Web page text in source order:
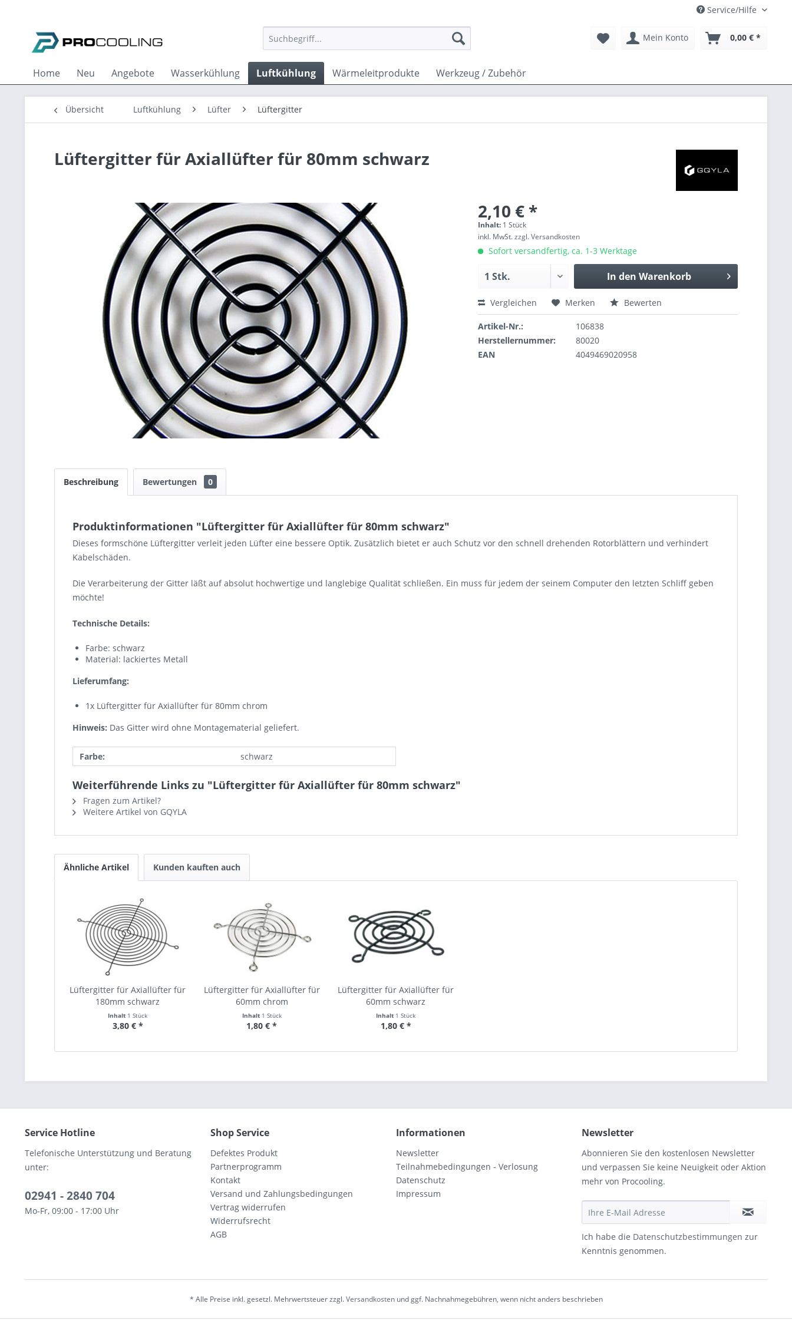
Service/Hilfe
Mein Konto 0,00 € *
Home Neu Angebote Wasserkühlung Luftkühlung Wärmeleitprodukte Werkzeug / Zubehör
Übersicht Luftkühlung Lüfter Lüftergitter
Lüftergitter für Axiallüfter für 80mm schwarz
2,10 € *
Inhalt: 1 Stück
inkl. MwSt.zzgl. Versandkosten
Sofort versandfertig, ca. 1-3 Werktage
In den Warenkorb
Vergleichen Merken Bewerten
Artikel-Nr.:
106838
Herstellernummer:
80020
EAN
4049469020958
Beschreibung Bewertungen 0
Produktinformationen "Lüftergitter für Axiallüfter für 80mm schwarz"
Dieses formschöne Lüftergitter verleit jeden Lüfter eine bessere Optik. Zusätzlich bietet er auch Schutz vor den schnell drehenden Rotorblättern und verhindert
Kabelschäden.
Die Verarbeiterung der Gitter läßt auf absolut hochwertige und langlebige Qualität schließen. Ein muss für jedem der seinem Computer den letzten Schliff geben
möchte!
Technische Details:
Farbe: schwarz
Material: lackiertes Metall
Lieferumfang:
1x Lüftergitter für Axiallüfter für 80mm chrom
Hinweis: Das Gitter wird ohne Montagematerial geliefert.
Farbe: schwarz
Weiterführende Links zu "Lüftergitter für Axiallüfter für 80mm schwarz"
Fragen zum Artikel?
Weitere Artikel von GQYLA
Ähnliche Artikel Kunden kauften auch
Lüftergitter für Axiallüfter für
180mm schwarz
Inhalt 1 Stück
3,80 € *
Lüftergitter für Axiallüfter für
60mm chrom
Inhalt 1 Stück
1,80 € *
Lüftergitter für Axiallüfter für
60mm schwarz
Inhalt 1 Stück
1,80 € *
Service Hotline
Telefonische Unterstützung und Beratung
unter:
02941 - 2840 704
Mo-Fr, 09:00 - 17:00 Uhr
Shop Service
Defektes Produkt
Partnerprogramm
Kontakt
Versand und Zahlungsbedingungen
Vertrag widerrufen
Widerrufsrecht
AGB
Informationen
Newsletter
Teilnahmebedingungen - Verlosung
Datenschutz
Impressum
Newsletter
Abonnieren Sie den kostenlosen Newsletter
und verpassen Sie keine Neuigkeit oder Aktion
mehr von Procooling.
Ich habe die Datenschutzbestimmungen zur
Kenntnis genommen.
* Alle Preise inkl. gesetzl. Mehrwertsteuer zzgl.Versandkostenund ggf. Nachnahmegebühren, wenn nicht anders beschrieben